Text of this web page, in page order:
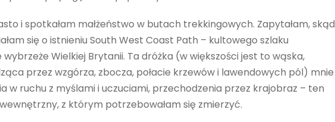
i spotkałam małżeństwo w butach trekkingowych. Zapytałam, skąd
się o istnieniu South West Coast Path – kultowego szlaku
Wielkiej Brytanii. Ta dróżka (w większości jest to wąska,
przez wzgórza, zbocza, połacie krzewów i lawendowych pól) mnie
w ruchu z myślami i uczuciami, przechodzenia przez krajobraz – ten
z którym potrzebowałam się zmierzyć.